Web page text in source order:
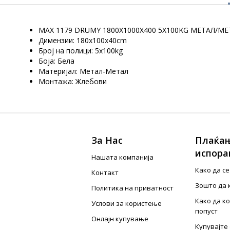
MAX 1179 DRUMY 1800Х1000Х400 5Х100KG МЕТАЛ/
Димензии: 180x100x40cm
Број на полици: 5x100kg
Боја: Бела
Материјал: Метал-Метал
Монтажа: Жлебови
За Нас
Нашата компанија
Контакт
Политика на приватност
Услови за користење
Онлајн купување
Како да
Зошто да
Како да
попуст